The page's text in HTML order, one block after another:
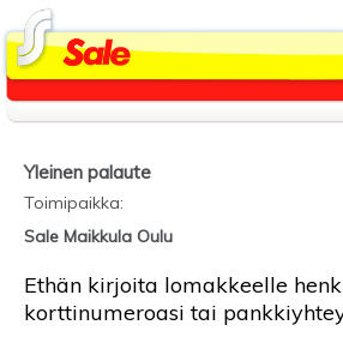
Yleinen palaute
Toimipaikka:
Sale Maikkula Oulu
Ethän kirjoita lomakkeelle
korttinumeroasi tai